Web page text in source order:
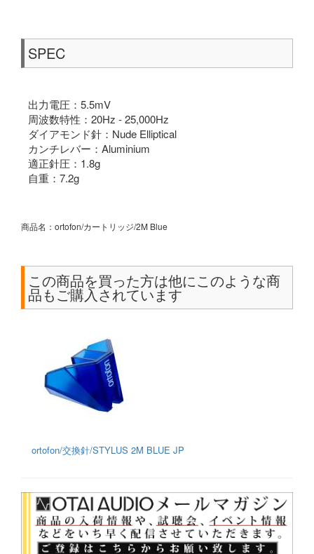
SPEC
出力電圧：5.5mV
周波数特性：20Hz - 25,000Hz
ダイアモンド針：Nude Elliptical
カンチレバー：Aluminium
適正針圧：1.8g
自重：7.2g
商品名：ortofon/カートリッジ/2M Blue
この商品を買った方は他にこのような商
品もご購入されています
ortofon/交換針/STYLUS 2M BLUE JP